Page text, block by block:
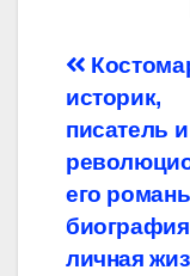
по
историк,
писатель и
его
личная